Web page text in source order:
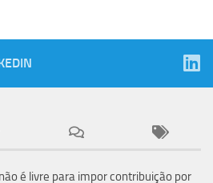
não é livre para impor contribuição por